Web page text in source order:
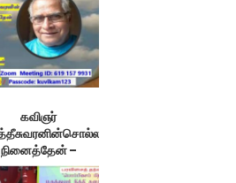
கவிஞர்
நினைத்தேன் –
அளவளாவல்